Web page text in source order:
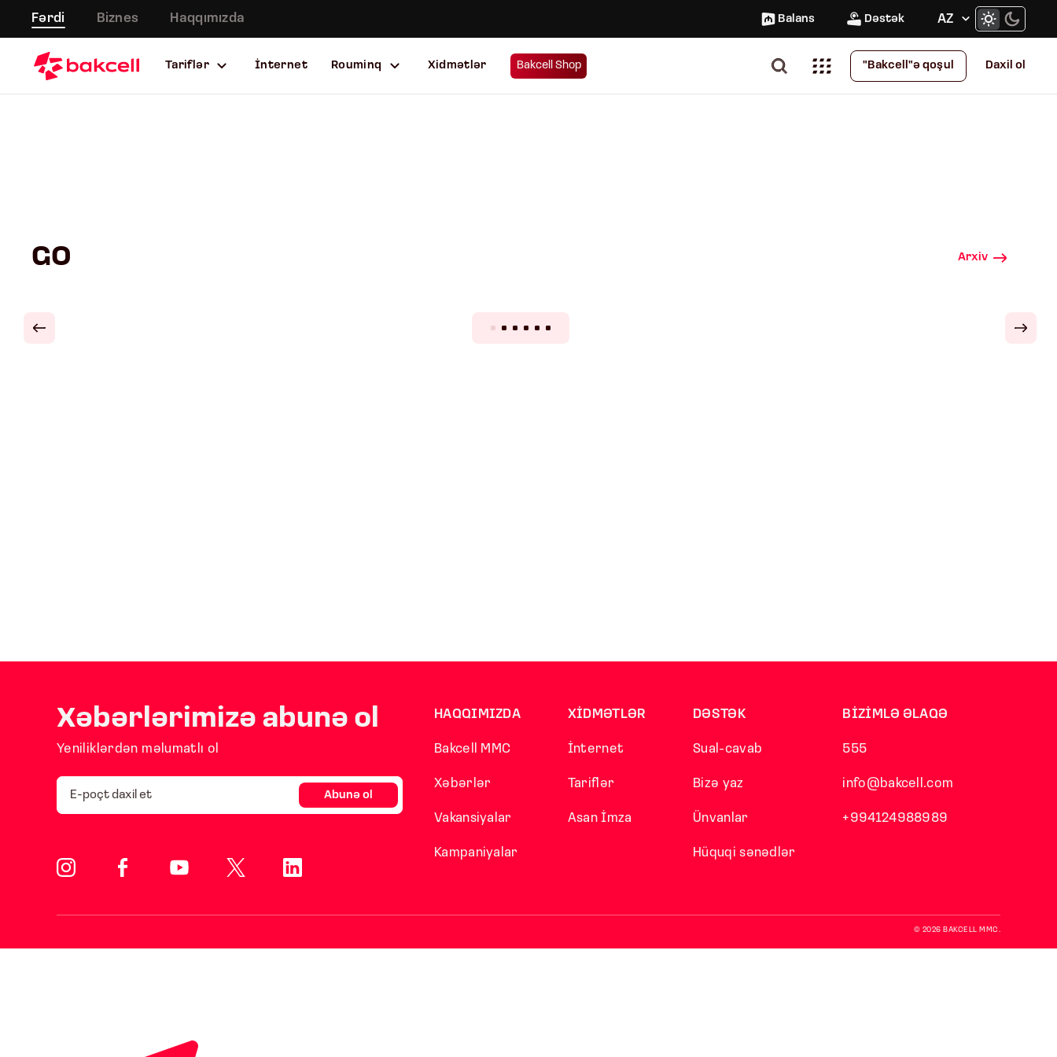
Fərdi Biznes Haqqımızda Balans Dəstək AZ
Tariflər İnternet Rouminq Xidmətlər Bakcell Shop "Bakcell"ə qoşul Daxil ol
GO Arxiv
Xəbərlərimizə abunə ol
Yeniliklərdən məlumatlı ol
Abunə ol
HAQQIMIZDA
Bakcell MMC
Xəbərlər
Vakansiyalar
Kampaniyalar
XİDMƏTLƏR
İnternet
Tariflər
Asan İmza
DƏSTƏK
Sual-cavab
Bizə yaz
Ünvanlar
Hüquqi sənədlər
BİZİMLƏ ƏLAQƏ
555
info@bakcell.com
+994124988989
© 2026 BAKCELL MMC.